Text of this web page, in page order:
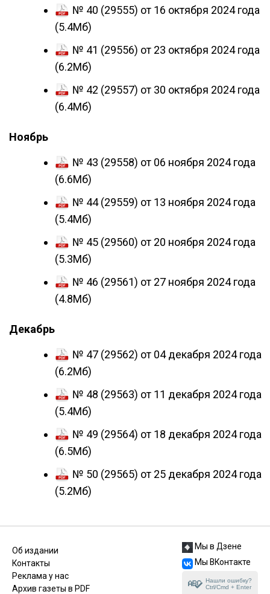
№ 40 (29555) от 16 октября 2024 года
(5.4Мб)
№ 41 (29556) от 23 октября 2024 года
(6.2Мб)
№ 42 (29557) от 30 октября 2024 года
(6.4Мб)
Ноябрь
№ 43 (29558) от 06 ноября 2024 года
(6.6Мб)
№ 44 (29559) от 13 ноября 2024 года
(5.4Мб)
№ 45 (29560) от 20 ноября 2024 года
(5.3Мб)
№ 46 (29561) от 27 ноября 2024 года
(4.8Мб)
Декабрь
№ 47 (29562) от 04 декабря 2024 года
(6.2Мб)
№ 48 (29563) от 11 декабря 2024 года
(5.4Мб)
№ 49 (29564) от 18 декабря 2024 года
(6.5Мб)
№ 50 (29565) от 25 декабря 2024 года
(5.2Мб)
Об издании
Контакты
Реклама у нас
Архив газеты в PDF
Мы в Дзене
Мы ВКонтакте
Нашли ошибку?
Ctrl/Cmd + Enter